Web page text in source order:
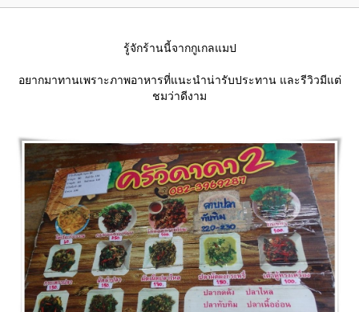
รู้จักร้านนี้จากกูเกลแมป
อยากมาทานเพราะภาพอาหารที่แนะนำน่ารับประทาน และรีวิวมีแต่
ชมว่าดีงาม